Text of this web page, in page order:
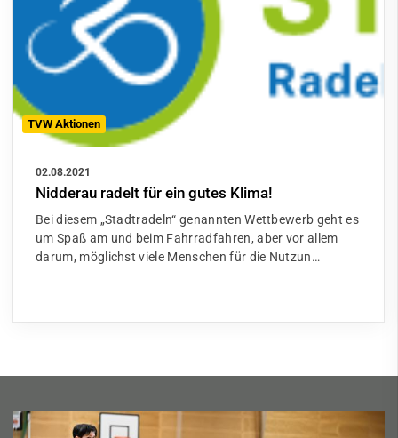
TVW Aktionen
02.08.2021
Nidderau radelt für ein gutes Klima!
Bei diesem „Stadtradeln“ genannten Wettbewerb geht es
um Spaß am und beim Fahrradfahren, aber vor allem
darum, möglichst viele Menschen für die Nutzun…